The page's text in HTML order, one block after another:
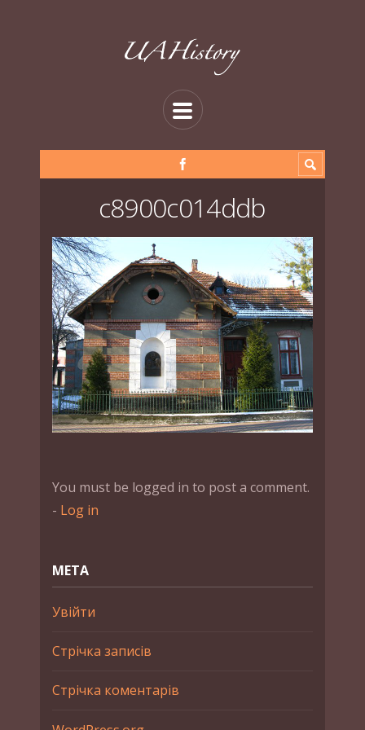
c8900c014ddb
You must be logged in to post a comment.
- Log in
МЕТА
Увійти
Стрічка записів
Стрічка коментарів